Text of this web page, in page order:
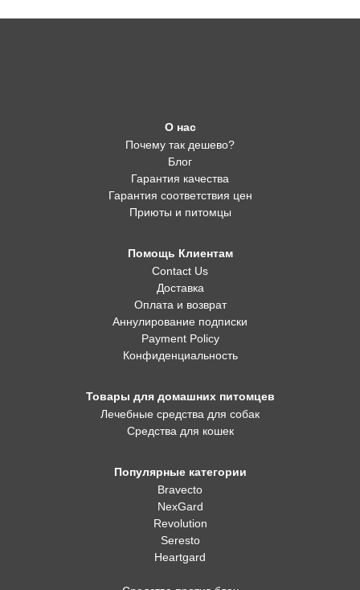
О нас
Почему так дешево?
Блог
Гарантия качества
Гарантия соответствия цен
Приюты и питомцы
Помощь Клиентам
Contact Us
Доставка
Оплата и возврат
Аннулирование подписки
Payment Policy
Конфиденциальность
Товары для домашних питомцев
Лечебные средства для собак
Средства для кошек
Популярные категории
Bravecto
NexGard
Revolution
Seresto
Heartgard